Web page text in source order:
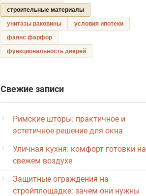
строительные материалы
унитазы раковины
условия ипотеки
фаянс фарфор
функциональность дверей
Свежие записи
Римские шторы: практичное и
эстетичное решение для окна
Уличная кухня: комфорт готовки на
свежем воздухе
Защитные ограждения на
стройплощадке: зачем они нужны